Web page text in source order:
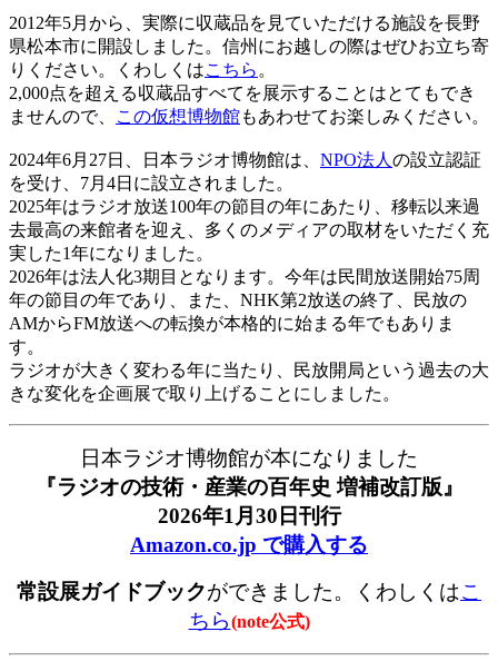
2012年5月から、実際に収蔵品を見ていただける施設を長野
県松本市に開設しました。信州にお越しの際はぜひお立ち寄
りください。くわしくはこちら 。
2,000点を超える収蔵品すべてを展示することはとてもでき
ませんので、
この仮想博物館もあわせてお楽しみください。
2024年6月27日、日本ラジオ博物館は、 NPO法人 の設立認証
を受け、7月4日に設立されました。
2025年はラジオ放送100年の節目の年にあたり、移転以来過
去最高の来館者を迎え、多くのメディアの取材をいただく充
実した1年になりました。
2026年は法人化3期目となります。今年は民間放送開始75周
年の節目の年であり、また、NHK第2放送の終了、民放の
AMからFM放送への転換が本格的に始まる年でもありま
す。
ラジオが大きく変わる年に当たり、民放開局という過去の大
きな変化を企画展で取り上げることにしました。
日本ラジオ博物館が本になりました
『ラジオの技術・産業の百年史 増補改訂版』
2026年1月30日刊行
Amazon.co.jp で購入する
常設展ガイドブックができました。くわしくはこ
ちら(note公式)